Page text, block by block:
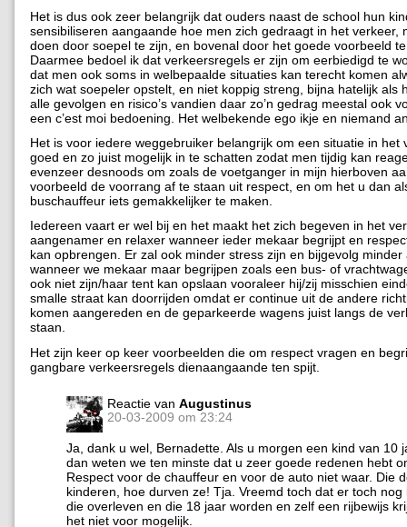
Het is dus ook zeer belangrijk dat ouders naast de school hun
sensibiliseren aangaande hoe men zich gedraagt in het verkeer,
doen door soepel te zijn, en bovenal door het goede voorbeeld
Daarmee bedoel ik dat verkeersregels er zijn om eerbiedigd te
dat men ook soms in welbepaalde situaties kan terecht komen
zich wat soepeler opstelt, en niet koppig streng, bijna hatelijk als
alle gevolgen en risico’s vandien daar zo’n gedrag meestal ook
een c’est moi bedoening. Het welbekende ego ikje en niemand
Het is voor iedere weggebruiker belangrijk om een situatie in het
goed en zo juist mogelijk in te schatten zodat men tijdig kan
evenzeer desnoods om zoals de voetganger in mijn hierboven
voorbeeld de voorrang af te staan uit respect, en om het u dan
buschauffeur iets gemakkelijker te maken.
Iedereen vaart er wel bij en het maakt het zich begeven in het
aangenamer en relaxer wanneer ieder mekaar begrijpt en
kan opbrengen. Er zal ook minder stress zijn en bijgevolg minder
wanneer we mekaar maar begrijpen zoals een bus- of
ook niet zijn/haar tent kan opslaan vooraleer hij/zij misschien
smalle straat kan doorrijden omdat er continue uit de andere
komen aangereden en de geparkeerde wagens juist langs de
staan.
Het zijn keer op keer voorbeelden die om respect vragen en
gangbare verkeersregels dienaangaande ten spijt.
Reactie van Augustinus
20-03-2009 om 23:24
Ja, dank u wel, Bernadette. Als u morgen een kind van 10
dan weten we ten minste dat u zeer goede redenen hebt
Respect voor de chauffeur en voor de auto niet waar. Die
kinderen, hoe durven ze! Tja. Vreemd toch dat er toch nog
die overleven en die 18 jaar worden en zelf een rijbewijs
het niet voor mogelijk.